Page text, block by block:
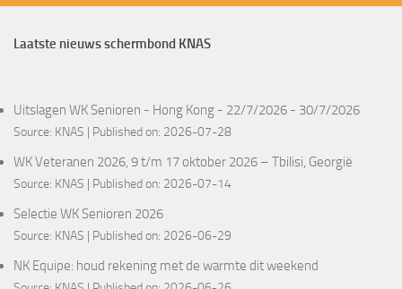
Laatste nieuws schermbond KNAS
Uitslagen WK Senioren - Hong Kong - 22/7/2026 - 30/7/2026
Source: KNAS Published on: 2026-07-28
WK Veteranen 2026, 9 t/m 17 oktober 2026 – Tbilisi, Georgië
Source: KNAS Published on: 2026-07-14
Selectie WK Senioren 2026
Source: KNAS Published on: 2026-06-29
NK Equipe: houd rekening met de warmte dit weekend